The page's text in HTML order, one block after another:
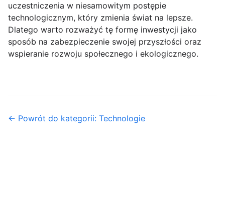
uczestniczenia w niesamowitym postępie
technologicznym, który zmienia świat na lepsze.
Dlatego warto rozważyć tę formę inwestycji jako
sposób na zabezpieczenie swojej przyszłości oraz
wspieranie rozwoju społecznego i ekologicznego.
← Powrót do kategorii: Technologie